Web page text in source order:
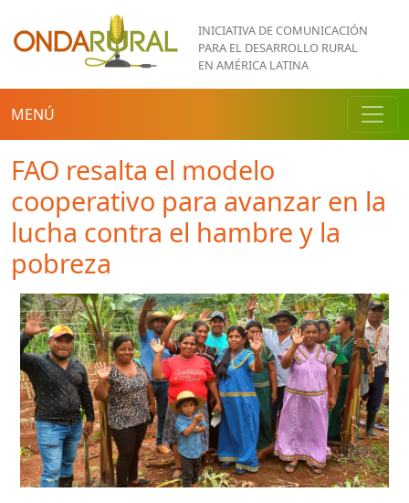
Pasar al contenido principal
INICIATIVA DE COMUNICACIÓN
PARA EL DESARROLLO RURAL
EN AMÉRICA LATINA
MENÚ
FAO resalta el modelo
cooperativo para avanzar en la
lucha contra el hambre y la
pobreza